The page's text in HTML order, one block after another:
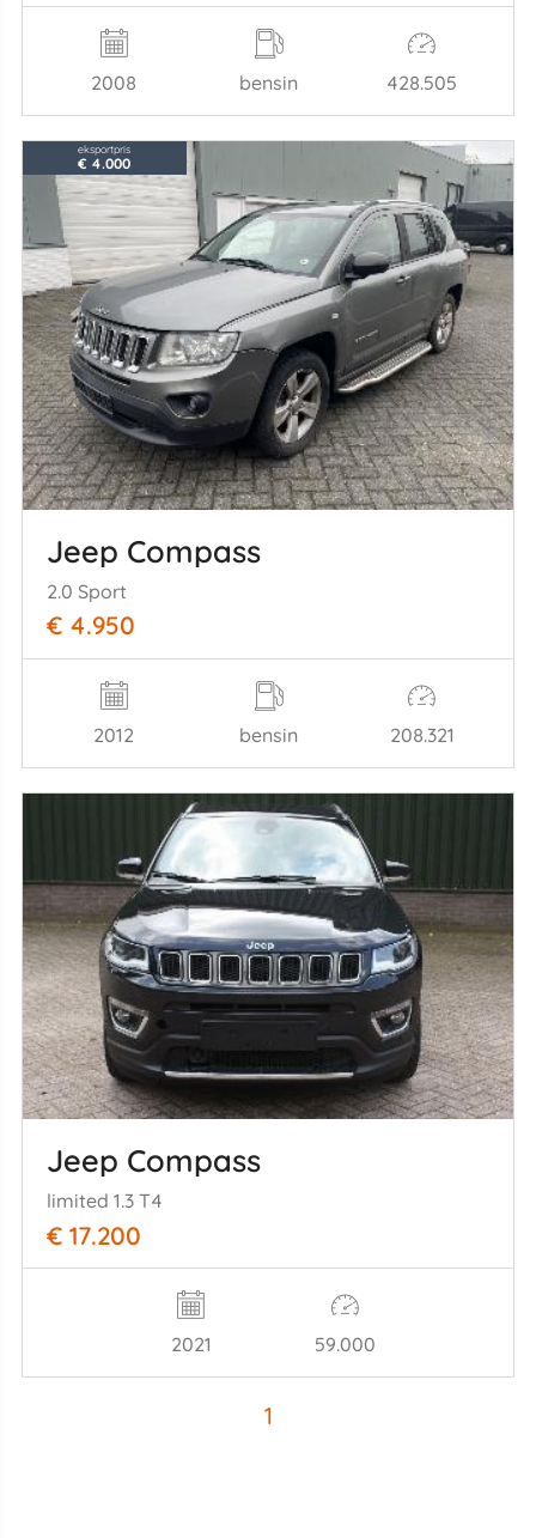
2008 bensin 428.505
eksportpris
€ 4.000
Jeep Compass
2.0 Sport
€ 4.950
2012 bensin 208.321
Jeep Compass
limited 1.3 T4
€ 17.200
2021 59.000
1